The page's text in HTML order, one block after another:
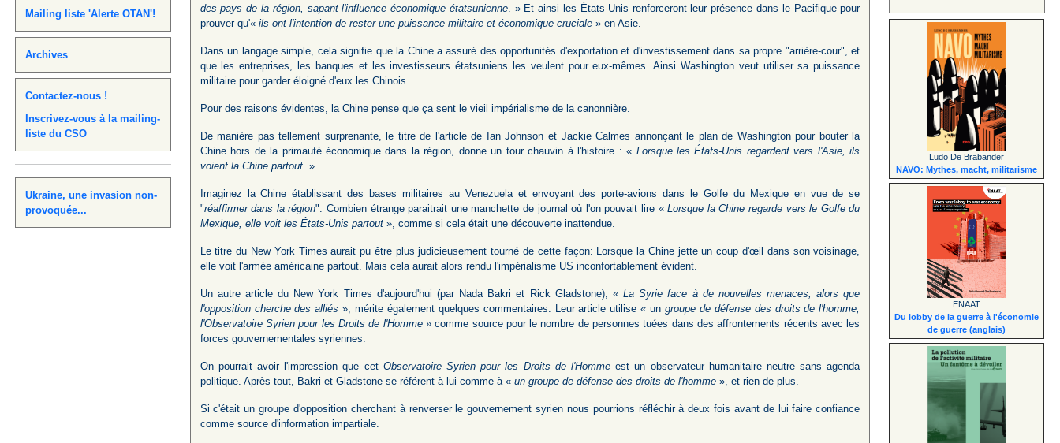
Mailing liste 'Alerte OTAN'!
Archives
Contactez-nous !
Inscrivez-vous à la mailing-
liste du CSO
Ukraine, une invasion non-
provoquée...
des pays de la région, sapant l'influence économique étatsunienne. » Et ainsi les États-Unis renforceront leur présence dans le Pacifique pour
prouver qu'« ils ont l'intention de rester une puissance militaire et économique cruciale» en Asie.
Dans un langage simple, cela signifie que la Chine a assuré des opportunités d'exportation et d'investissement dans sa propre "arrière-cour", et
que les entreprises, les banques et les investisseurs étatsuniens les veulent pour eux-mêmes. Ainsi Washington veut utiliser sa puissance
militaire pour garder éloigné d'eux les Chinois.
Pour des raisons évidentes, la Chine pense que ça sent le vieil impérialisme de la canonnière.
De manière pas tellement surprenante, le titre de l'article de Ian Johnson et Jackie Calmes annonçant le plan de Washington pour bouter la
Chine hors de la primauté économique dans la région, donne un tour chauvin à l'histoire : « Lorsque les États-Unis regardent vers l'Asie, ils
voient la Chine partout. »
Imaginez la Chine établissant des bases militaires au Venezuela et envoyant des porte-avions dans le Golfe du Mexique en vue de se
"réaffirmer dans la région". Combien étrange paraitrait une manchette de journal où l'on pouvait lire «Lorsque la Chine regarde vers le Golfe du
Mexique, elle voit les États-Unis partout», comme si cela était une découverte inattendue.
Le titre du New York Times aurait pu être plus judicieusement tourné de cette façon: Lorsque la Chine jette un coup d'œil dans son voisinage,
elle voit l'armée américaine partout. Mais cela aurait alors rendu l'impérialisme US inconfortablement évident.
Un autre article du New York Times d'aujourd'hui (par Nada Bakri et Rick Gladstone), «La Syrie face à de nouvelles menaces, alors que
l'opposition cherche des alliés », mérite également quelques commentaires. Leur article utilise « ungroupe de défense des droits de l'homme,
l'Observatoire Syrien pour les Droits de l'Homme »comme source pour le nombre de personnes tuées dans des affrontements récents avec les
forces gouvernementales syriennes.
On pourrait avoir l'impression que cet Observatoire Syrien pour les Droits de l'Hommeest un observateur humanitaire neutre sans agenda
politique. Après tout, Bakri et Gladstone se référent à lui comme à « un groupe de défense des droits de l'homme», et rien de plus.
Si c'était un groupe d'opposition cherchant à renverser le gouvernement syrien nous pourrions réfléchir à deux fois avant de lui faire confiance
comme source d'information impartiale.
Ludo De Brabander
NAVO: Mythes, macht, militarisme
ENAAT
Du lobby de la guerre à l'économie
de guerre (anglais)